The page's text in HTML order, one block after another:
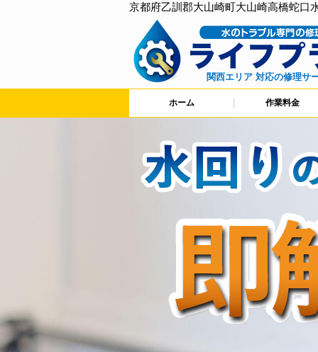
京都府乙訓郡大山崎町大山崎高橋蛇口
関西エリア 対応の修理サ
ホーム 作業料金